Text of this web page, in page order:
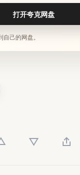
打开夸克网盘
己的网盘。